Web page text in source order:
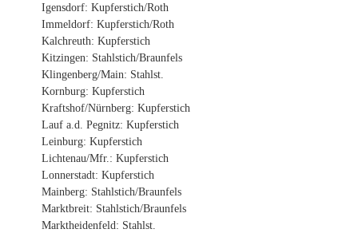
Igensdorf: Kupferstich/Roth
Immeldorf: Kupferstich/Roth
Kalchreuth: Kupferstich
Kitzingen: Stahlstich/Braunfels
Klingenberg/Main: Stahlst.
Kornburg: Kupferstich
Kraftshof/Nürnberg: Kupferstich
Lauf a.d. Pegnitz: Kupferstich
Leinburg: Kupferstich
Lichtenau/Mfr.: Kupferstich
Lonnerstadt: Kupferstich
Mainberg: Stahlstich/Braunfels
Marktbreit: Stahlstich/Braunfels
Marktheidenfeld: Stahlst.